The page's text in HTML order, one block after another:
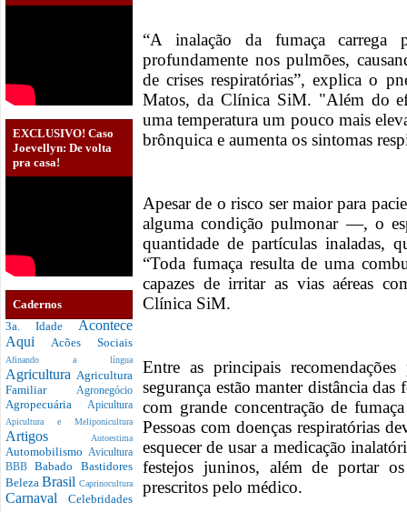
EXCLUSIVO! Caso
Joevellyn: De volta
pra casa!
Cadernos
3a. Idade Acontece
Aqui Acões Sociais
Afinando a língua
Agricultura Agricultura
Familiar Agronegócio
Agropecuária Apicultura
Apicultura e Meliponicultura
Artigos Autoestima
Automobilismo Avicultura
BBBBabado Bastidores
Beleza Brasil Caprinocultura
Carnaval Celebridades
“A inalação da fumaça carrega
profundamente nos pulmões,
de crises respiratórias”, explica o
Matos, da Clínica SiM. "Além do
uma temperatura um pouco mais
brônquica e aumenta os sintomas
Apesar de o risco ser maior para
alguma condição pulmonar —, o
quantidade de partículas inaladas,
“Toda fumaça resulta de uma
capazes de irritar as vias aéreas
Clínica SiM.
Entre as principais
segurança estão manter distância
com grande concentração de
Pessoas com doenças respiratórias
esquecer de usar a medicação
festejos juninos, além de portar
prescritos pelo médico.